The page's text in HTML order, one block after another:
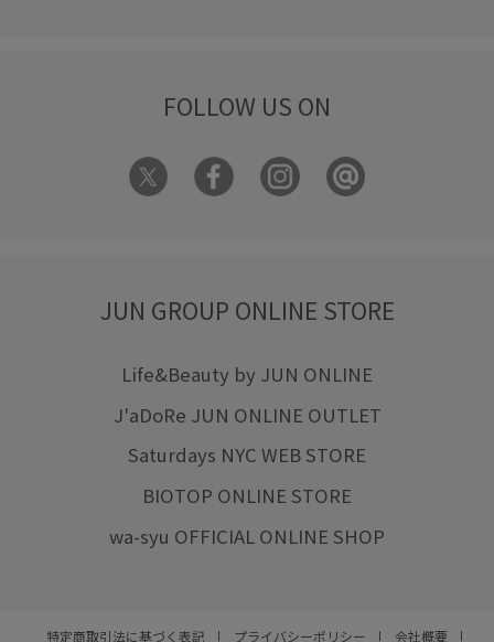
FOLLOW US ON
JUN GROUP ONLINE STORE
Life&Beauty by JUN ONLINE
J'aDoRe JUN ONLINE OUTLET
Saturdays NYC WEB STORE
BIOTOP ONLINE STORE
wa-syu OFFICIAL ONLINE SHOP
特定商取引法に基づく表記 プライバシーポリシー 会社概要